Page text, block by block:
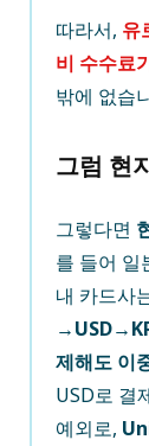
따라서, 유
비 수수료
밖에 없습
그럼 현
그렇다면
를 들어 일
내 카드사
제해도 이
USD로 결
예외로,